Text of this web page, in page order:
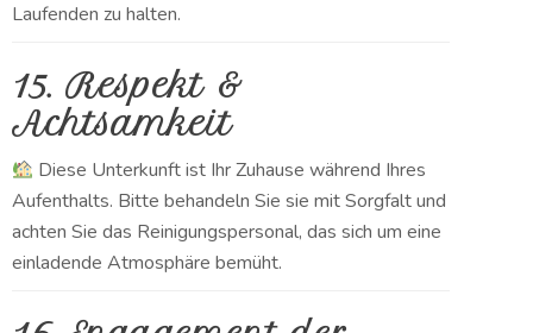
Laufenden zu halten.
15. Respekt &
Achtsamkeit
Diese Unterkunft ist Ihr Zuhause während Ihres
Aufenthalts. Bitte behandeln Sie sie mit Sorgfalt und
achten Sie das Reinigungspersonal, das sich um eine
einladende Atmosphäre bemüht.